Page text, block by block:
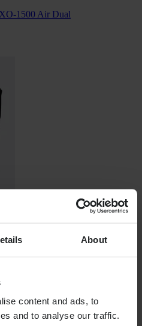
About
content and ads, to
and to analyse our traffic.
1500 Air Dual